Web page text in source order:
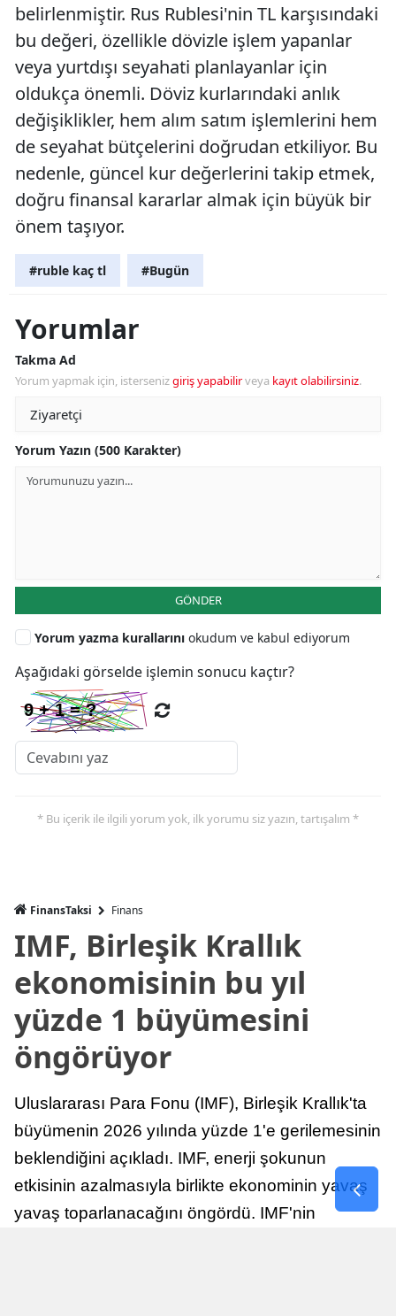
belirlenmiştir. Rus Rublesi'nin TL karşısındaki
bu değeri, özellikle dövizle işlem yapanlar
veya yurtdışı seyahati planlayanlar için
oldukça önemli. Döviz kurlarındaki anlık
değişiklikler, hem alım satım işlemlerini hem
de seyahat bütçelerini doğrudan etkiliyor. Bu
nedenle, güncel kur değerlerini takip etmek,
doğru finansal kararlar almak için büyük bir
önem taşıyor.
#ruble kaç tl #Bugün
Yorumlar
Takma Ad
Yorum yapmak için, istersenizgiriş yapabilirveya kayıt olabilirsiniz.
Yorum Yazın (500 Karakter)
GÖNDER
Yorum yazma kurallarını okudum ve kabul ediyorum
Aşağıdaki görselde işlemin sonucu kaçtır?
* Bu içerik ile ilgili yorum yok, ilk yorumu siz yazın, tartışalım *
FinansTaksi Finans
IMF, Birleşik Krallık
ekonomisinin bu yıl
yüzde 1 büyümesini
öngörüyor
Uluslararası Para Fonu (IMF), Birleşik Krallık'ta
büyümenin 2026 yılında yüzde 1'e gerilemesinin
beklendiğini açıkladı. IMF, enerji şokunun
etkisinin azalmasıyla birlikte ekonominin yavaş
yavaş toparlanacağını öngördü. IMF'nin